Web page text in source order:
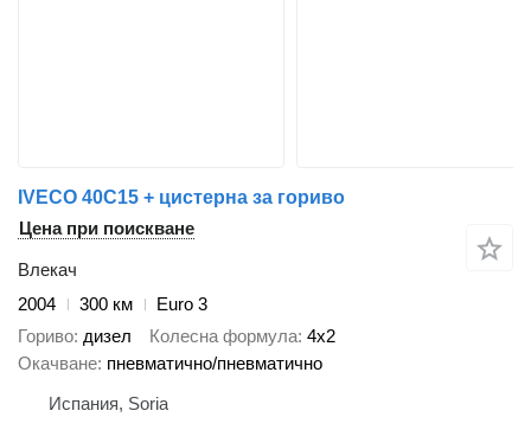
IVECO 40C15 + цистерна за гориво
Цена при поискване
Влекач
2004
300 км
Euro 3
Гориво дизел Колесна формула 4x2
Окачване пневматично/пневматично
Испания, Soria